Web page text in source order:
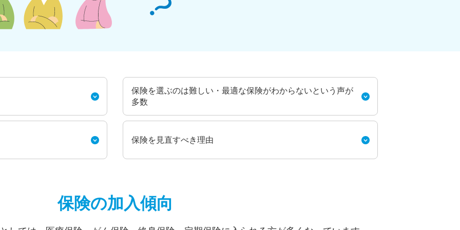
保険を選ぶのは難しい・最適な保険がわからないという声が
多数
保険を見直すべき理由
保険の加入傾向